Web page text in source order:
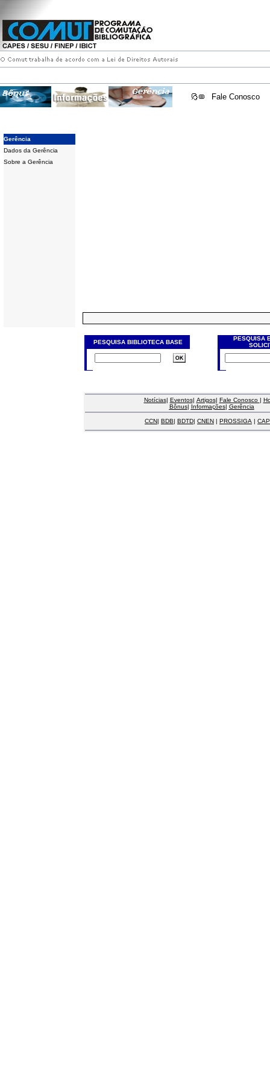
Fale Conosco
Gerência
Dados da Gerência
Sobre a Gerência
PESQUISA BIBLIOTECA BASE
PESQUISA
Notícias| Eventos| Artigos| Fale Conosco |
Bônus| Informações| Gerência
CCN| BDB| BDTD| CNEN | PROSSIGA |